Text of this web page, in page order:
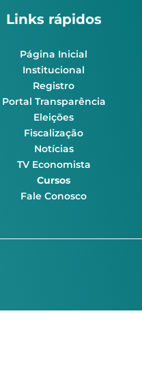
Links rápidos
Página Inicial
Institucional
Registro
Portal Transparência
Eleições
Fiscalização
Notícias
TV Economista
Cursos
Fale Conosco